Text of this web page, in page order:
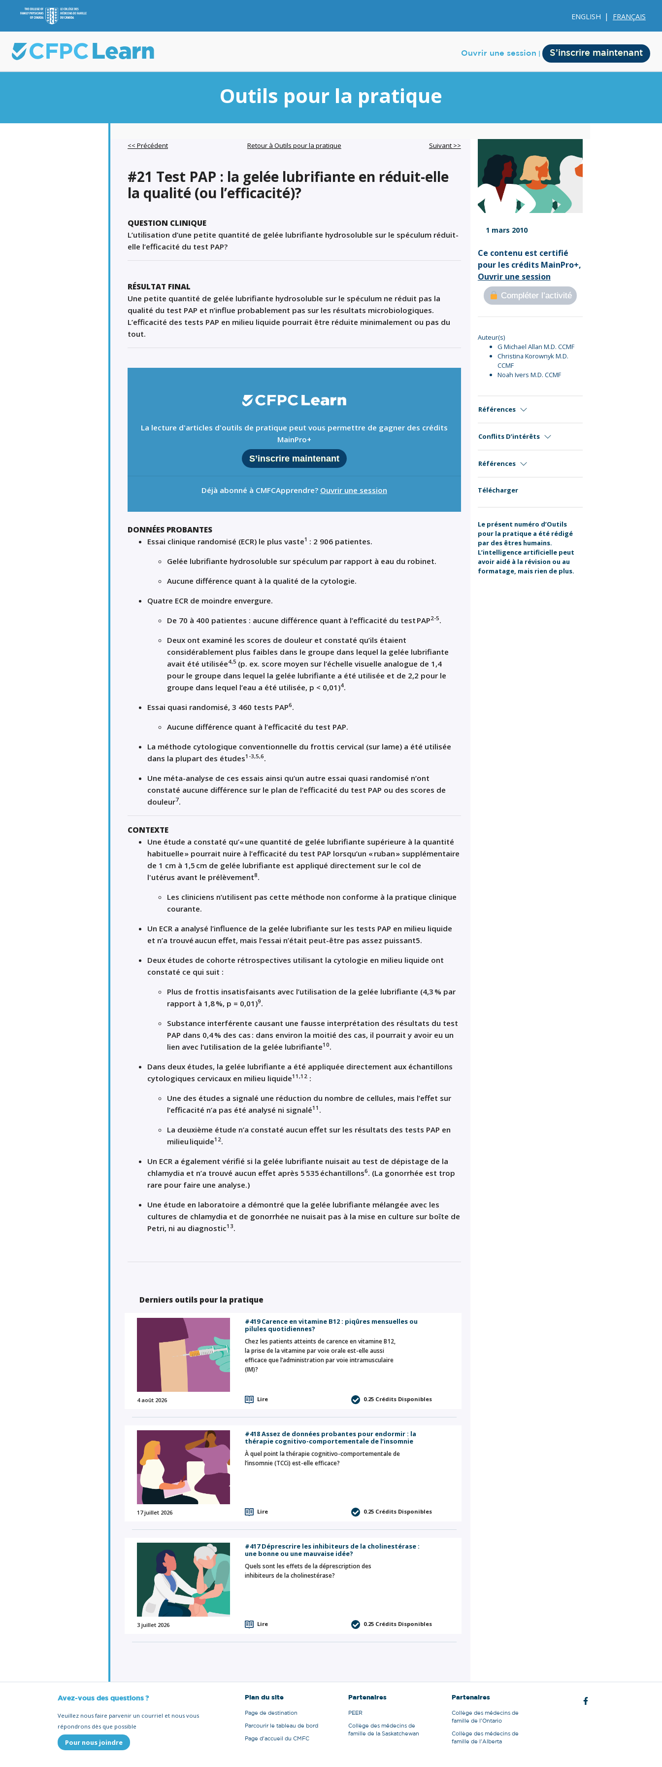
ENGLISH FRANÇAIS
Ouvrir une session S’inscrire maintenant
Membership
Account Membership
Credit History
Edit Profile
Outils pour la pratique
<< Précédent Retour à Outils pour la pratique Suivant >>
#21 Test PAP : la gelée lubrifiante en réduit-elle
la qualité (ou l’efficacité)?
QUESTION CLINIQUE
L’utilisation d’une petite quantité de gelée lubrifiante hydrosoluble sur le spéculum réduit-
elle l’efficacité du test PAP?
RÉSULTAT FINAL
Une petite quantité de gelée lubrifiante hydrosoluble sur le spéculum ne réduit pas la
qualité du test PAP et n’influe probablement pas sur les résultats microbiologiques.
L’efficacité des tests PAP en milieu liquide pourrait être réduite minimalement ou pas du
tout.
La lecture d'articles d'outils de pratique peut vous permettre de gagner des crédits
MainPro+
S’inscrire maintenant
Déjà abonné à CMFCApprendre? Ouvrir une session
DONNÉES PROBANTES
Essai clinique randomisé (ECR) le plus vaste1 : 2 906 patientes.
Gelée lubrifiante hydrosoluble sur spéculum par rapport à eau du robinet.
Aucune différence quant à la qualité de la cytologie.
Quatre ECR de moindre envergure.
De 70 à 400 patientes : aucune différence quant à l’efficacité du test PAP2-5.
Deux ont examiné les scores de douleur et constaté qu’ils étaient
considérablement plus faibles dans le groupe dans lequel la gelée lubrifiante
avait été utilisée4,5 (p. ex. score moyen sur l’échelle visuelle analogue de 1,4
pour le groupe dans lequel la gelée lubrifiante a été utilisée et de 2,2 pour le
groupe dans lequel l’eau a été utilisée, p < 0,01)4.
Essai quasi randomisé, 3 460 tests PAP6.
Aucune différence quant à l’efficacité du test PAP.
La méthode cytologique conventionnelle du frottis cervical (sur lame) a été utilisée
dans la plupart des études1-3,5,6.
Une méta-analyse de ces essais ainsi qu’un autre essai quasi randomisé n’ont
constaté aucune différence sur le plan de l’efficacité du test PAP ou des scores de
douleur7.
CONTEXTE
Une étude a constaté qu’« une quantité de gelée lubrifiante supérieure à la quantité
habituelle » pourrait nuire à l’efficacité du test PAP lorsqu’un « ruban » supplémentaire
de 1 cm à 1,5 cm de gelée lubrifiante est appliqué directement sur le col de
l'utérus avant le prélèvement8.
Les cliniciens n’utilisent pas cette méthode non conforme à la pratique clinique
courante.
Un ECR a analysé l’influence de la gelée lubrifiante sur les tests PAP en milieu liquide
et n’a trouvé aucun effet, mais l’essai n’était peut-être pas assez puissant5.
Deux études de cohorte rétrospectives utilisant la cytologie en milieu liquide ont
constaté ce qui suit :
Plus de frottis insatisfaisants avec l’utilisation de la gelée lubrifiante (4,3 % par
rapport à 1,8 %, p = 0,01)9.
Substance interférente causant une fausse interprétation des résultats du test
PAP dans 0,4 % des cas : dans environ la moitié des cas, il pourrait y avoir eu un
lien avec l’utilisation de la gelée lubrifiante10.
Dans deux études, la gelée lubrifiante a été appliquée directement aux échantillons
cytologiques cervicaux en milieu liquide11,12 :
Une des études a signalé une réduction du nombre de cellules, mais l’effet sur
l’efficacité n’a pas été analysé ni signalé11 .
La deuxième étude n’a constaté aucun effet sur les résultats des tests PAP en
milieu liquide12.
Un ECR a également vérifié si la gelée lubrifiante nuisait au test de dépistage de la
chlamydia et n’a trouvé aucun effet après 5 535 échantillons6. (La gonorrhée est trop
rare pour faire une analyse.)
Une étude en laboratoire a démontré que la gelée lubrifiante mélangée avec les
cultures de chlamydia et de gonorrhée ne nuisait pas à la mise en culture sur boîte de
Petri, ni au diagnostic13.
Derniers outils pour la pratique
4 août 2026
#419 Carence en vitamine B12 : piqûres mensuelles ou
pilules quotidiennes?
Chez les patients atteints de carence en vitamine B12,
la prise de la vitamine par voie orale est-elle aussi
efficace que l’administration par voie intramusculaire
(IM)?
Lire 0.25 Crédits Disponibles
17 juillet 2026
#418 Assez de données probantes pour endormir : la
thérapie cognitivo-comportementale de l’insomnie
À quel point la thérapie cognitivo-comportementale de
l’insomnie (TCCi) est-elle efficace?
Lire 0.25 Crédits Disponibles
3 juillet 2026
#417 Déprescrire les inhibiteurs de la cholinestérase :
une bonne ou une mauvaise idée?
Quels sont les effets de la déprescription des
inhibiteurs de la cholinestérase?
Lire 0.25 Crédits Disponibles
1 mars 2010
Ce contenu est certifié
pour les crédits MainPro+,
Ouvrir une session
Compléter l’activité
Auteur(s)
G Michael Allan M.D. CCMF
Christina Korownyk M.D.
CCMF
Noah Ivers M.D. CCMF
Références
Conflits D’intérêts
Références
Télécharger
Le présent numéro d’Outils
pour la pratique a été rédigé
par des êtres humains.
L’intelligence artificielle peut
avoir aidé à la révision ou au
formatage, mais rien de plus.
Avez-vous des questions ?
Veuillez nous faire parvenir un courriel et nous vous
répondrons dès que possible
Pour nous joindre
Plan du site
Page de destination
Parcourir le tableau de bord
Page d'accueil du CMFC
Partenaires
PEER
Collège des médecins de
famille de la Saskatchewan
Partenaires
Collège des médecins de
famille de l'Ontario
Collège des médecins de
famille de l'Alberta